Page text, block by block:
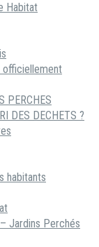
Habitat
officiellement
PERCHES
DES DECHETS ?
habitants
Jardins Perchés